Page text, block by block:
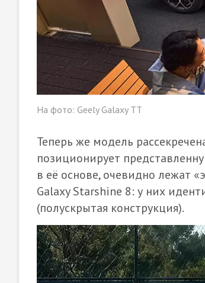
На фото: Geely Galaxy TT
Теперь же модель
позиционирует
в её основе, очевидно лежат
Galaxy Starshine 8: у них
(полускрытая конструкция).